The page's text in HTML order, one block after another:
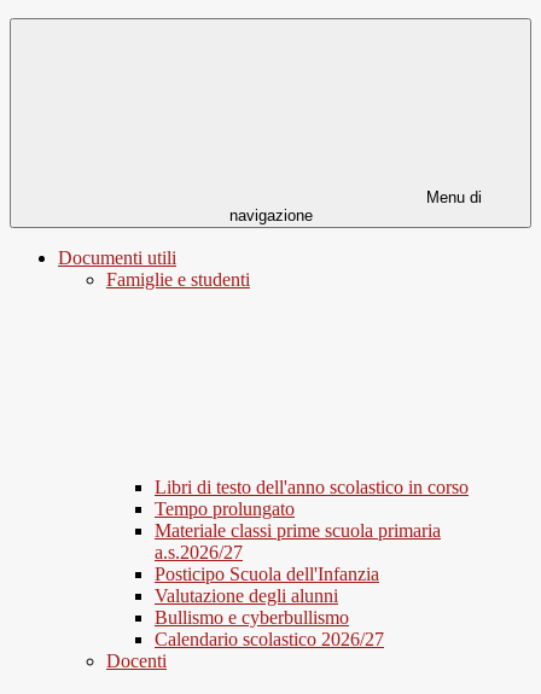
Menu di
navigazione
Documenti utili
Famiglie e studenti
Libri di testo dell'anno scolastico in corso
Tempo prolungato
Materiale classi prime scuola primaria
a.s.2026/27
Posticipo Scuola dell'Infanzia
Valutazione degli alunni
Bullismo e cyberbullismo
Calendario scolastico 2026/27
Docenti